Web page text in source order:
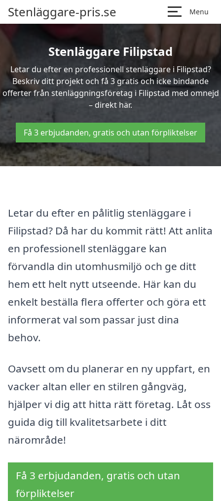
Stenläggare-pris.se Menu
Stenläggare Filipstad
Letar du efter en professionell stenläggare i Filipstad?
Beskriv ditt projekt och få 3 gratis och icke bindande
offerter från stenläggningsföretag i Filipstad med omnejd
– direkt här.
Få 3 erbjudanden, gratis och utan förpliktelser
Letar du efter en pålitlig stenläggare i
Filipstad? Då har du kommit rätt! Att anlita
en professionell stenläggare kan
förvandla din utomhusmiljö och ge ditt
hem ett helt nytt utseende. Här kan du
enkelt beställa flera offerter och göra ett
informerat val som passar just dina
behov.
Oavsett om du planerar en ny uppfart, en
vacker altan eller en stilren gångväg,
hjälper vi dig att hitta rätt företag. Låt oss
guida dig till kvalitetsarbete i ditt
närområde!
Få 3 erbjudanden, gratis och utan
förpliktelser